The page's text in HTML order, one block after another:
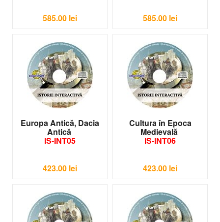
585.00 lei 585.00 lei
Europa Antică, Dacia
Antică
IS-INT05
423.00 lei
Cultura în Epoca
Medievală
IS-INT06
423.00 lei